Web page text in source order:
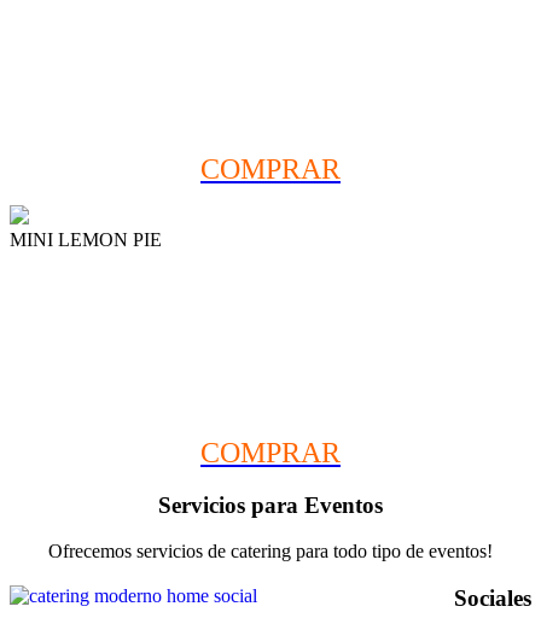
COMPRAR
MINI LEMON PIE
COMPRAR
Servicios para Eventos
Ofrecemos servicios de catering para todo tipo de eventos!
Sociales